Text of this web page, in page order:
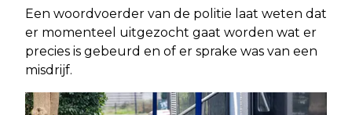
Een woordvoerder van de politie laat weten dat
er momenteel uitgezocht gaat worden wat er
precies is gebeurd en of er sprake was van een
misdrijf.